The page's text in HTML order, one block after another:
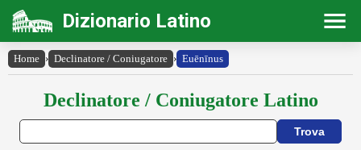
Dizionario Latino
Home › Declinatore / Coniugatore › Euēnīnus
Declinatore / Coniugatore Latino